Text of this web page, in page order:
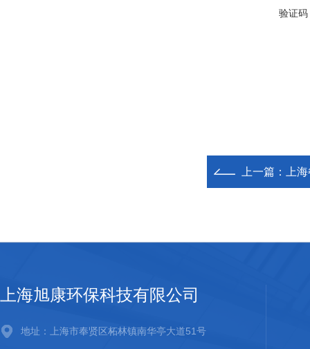
验证码
上一篇： 上
上海旭康环保科技有限公司
地址：上海市奉贤区柘林镇南华亭大道51号